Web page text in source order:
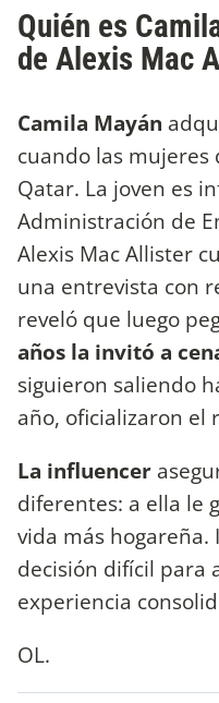
Quién es
de Alexis Mac
Camila Mayán
cuando las mujeres
Qatar. La joven es
Administración de
Alexis Mac Allister
una entrevista con
reveló que luego
años la invitó a
siguieron saliendo
año, oficializaron el
La influencer
diferentes: a ella le
vida más
decisión difícil para
experiencia
OL.